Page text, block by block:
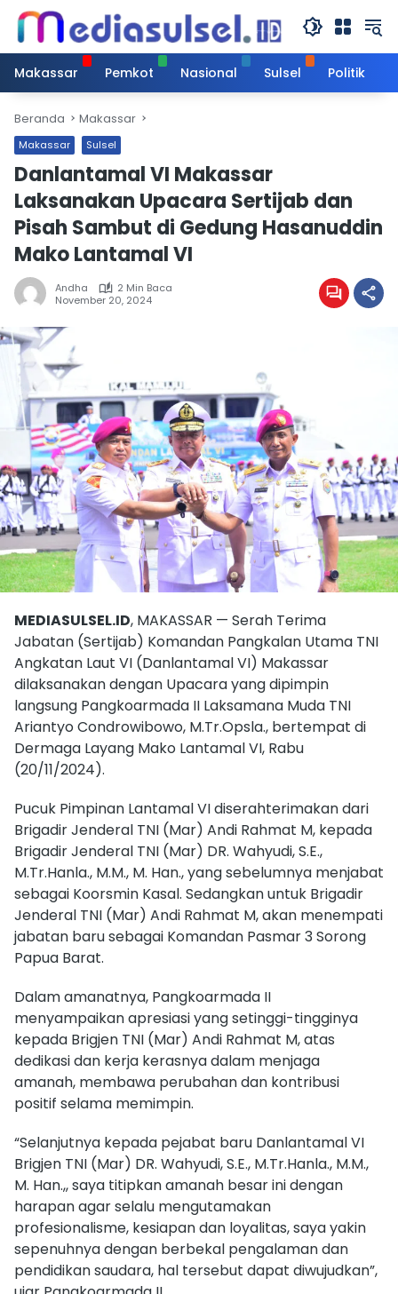
Langsung
konten
Makassar
Pemkot Nasional Sulsel Politik
Beranda Makassar
Makassar Sulsel
Danlantamal VI Makassar
Laksanakan Upacara Sertijab dan
Pisah Sambut di Gedung Hasanuddin
Mako Lantamal VI
Andha
2 Min Baca
November 20, 2024
MEDIASULSEL.ID, MAKASSAR — Serah Terima
Jabatan (Sertijab) Komandan Pangkalan Utama TNI
Angkatan Laut VI (Danlantamal VI) Makassar
dilaksanakan dengan Upacara yang dipimpin
langsung Pangkoarmada II Laksamana Muda TNI
Ariantyo Condrowibowo, M.Tr.Opsla., bertempat di
Dermaga Layang Mako Lantamal VI, Rabu
(20/11/2024).
Pucuk Pimpinan Lantamal VI diserahterimakan dari
Brigadir Jenderal TNI (Mar) Andi Rahmat M, kepada
Brigadir Jenderal TNI (Mar) DR. Wahyudi, S.E.,
M.Tr.Hanla., M.M., M. Han., yang sebelumnya menjabat
sebagai Koorsmin Kasal. Sedangkan untuk Brigadir
Jenderal TNI (Mar) Andi Rahmat M, akan menempati
jabatan baru sebagai Komandan Pasmar 3 Sorong
Papua Barat.
Dalam amanatnya, Pangkoarmada II
menyampaikan apresiasi yang setinggi-tingginya
kepada Brigjen TNI (Mar) Andi Rahmat M, atas
dedikasi dan kerja kerasnya dalam menjaga
amanah, membawa perubahan dan kontribusi
positif selama memimpin.
“Selanjutnya kepada pejabat baru Danlantamal VI
Brigjen TNI (Mar) DR. Wahyudi, S.E., M.Tr.Hanla., M.M.,
M. Han.,, saya titipkan amanah besar ini dengan
harapan agar selalu mengutamakan
profesionalisme, kesiapan dan loyalitas, saya yakin
sepenuhnya dengan berbekal pengalaman dan
pendidikan saudara, hal tersebut dapat diwujudkan”,